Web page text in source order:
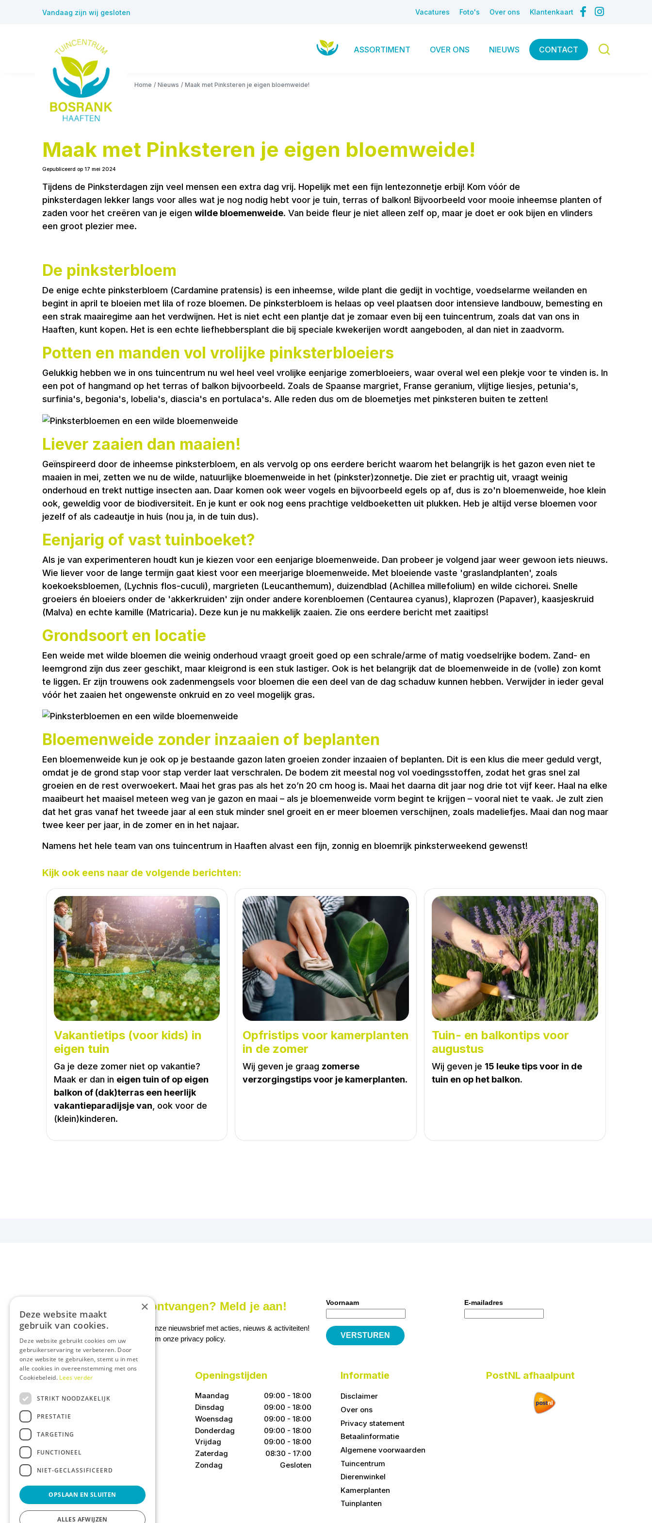
Home Nieuws Maak met Pinksteren je eigen bloemweide!
Vandaag zijn wij gesloten Vacatures Foto's Over ons Klantenkaart
ASSORTIMENT OVER ONS NIEUWS CONTACT
Maak met Pinksteren je eigen bloemweide!
Gepubliceerd op 17 mei 2024
Tijdens de Pinksterdagen zijn veel mensen een extra dag vrij. Hopelijk met een fijn lentezonnetje erbij! Kom vóór de
pinksterdagen lekker langs voor alles wat je nog nodig hebt voor je tuin, terras of balkon! Bijvoorbeeld voor mooie inheemse planten of
zaden voor het creëren van je eigen wilde bloemenweide. Van beide fleur je niet alleen zelf op, maar je doet er ook bijen en vlinders
een groot plezier mee.
De pinksterbloem
De enige echte pinksterbloem (Cardamine pratensis) is een inheemse, wilde plant die gedijt in vochtige, voedselarme weilanden en
begint in april te bloeien met lila of roze bloemen. De pinksterbloem is helaas op veel plaatsen door intensieve landbouw, bemesting en
een strak maairegime aan het verdwijnen. Het is niet echt een plantje dat je zomaar even bij een tuincentrum, zoals dat van ons in
Haaften, kunt kopen. Het is een echte liefhebbersplant die bij speciale kwekerijen wordt aangeboden, al dan niet in zaadvorm.
Potten en manden vol vrolijke pinksterbloeiers
Gelukkig hebben we in ons tuincentrum nu wel heel veel vrolijke eenjarige zomerbloeiers, waar overal wel een plekje voor te vinden is. In
een pot of hangmand op het terras of balkon bijvoorbeeld. Zoals de Spaanse margriet, Franse geranium, vlijtige liesjes, petunia's,
surfinia's, begonia's, lobelia's, diascia's en portulaca's. Alle reden dus om de bloemetjes met pinksteren buiten te zetten!
Liever zaaien dan maaien!
Geïnspireerd door de inheemse pinksterbloem, en als vervolg op ons eerdere bericht waarom het belangrijk is het gazon even niet te
maaien in mei, zetten we nu de wilde, natuurlijke bloemenweide in het (pinkster)zonnetje. Die ziet er prachtig uit, vraagt weinig
onderhoud en trekt nuttige insecten aan. Daar komen ook weer vogels en bijvoorbeeld egels op af, dus is zo'n bloemenweide, hoe klein
ook, geweldig voor de biodiversiteit. En je kunt er ook nog eens prachtige veldboeketten uit plukken. Heb je altijd verse bloemen voor
jezelf of als cadeautje in huis (nou ja, in de tuin dus).
Eenjarig of vast tuinboeket?
Als je van experimenteren houdt kun je kiezen voor een eenjarige bloemenweide. Dan probeer je volgend jaar weer gewoon iets nieuws.
Wie liever voor de lange termijn gaat kiest voor een meerjarige bloemenweide. Met bloeiende vaste 'graslandplanten', zoals
koekoeksbloemen, (Lychnis flos-cuculi), margrieten (Leucanthemum), duizendblad (Achillea millefolium) en wilde cichorei. Snelle
groeiers én bloeiers onder de 'akkerkruiden' zijn onder andere korenbloemen (Centaurea cyanus), klaprozen (Papaver), kaasjeskruid
(Malva) en echte kamille (Matricaria). Deze kun je nu makkelijk zaaien. Zie ons eerdere bericht met zaaitips!
Grondsoort en locatie
Een weide met wilde bloemen die weinig onderhoud vraagt groeit goed op een schrale/arme of matig voedselrijke bodem. Zand- en
leemgrond zijn dus zeer geschikt, maar kleigrond is een stuk lastiger. Ook is het belangrijk dat de bloemenweide in de (volle) zon komt
te liggen. Er zijn trouwens ook zadenmengsels voor bloemen die een deel van de dag schaduw kunnen hebben. Verwijder in ieder geval
vóór het zaaien het ongewenste onkruid en zo veel mogelijk gras.
Bloemenweide zonder inzaaien of beplanten
Een bloemenweide kun je ook op je bestaande gazon laten groeien zonder inzaaien of beplanten. Dit is een klus die meer geduld vergt,
omdat je de grond stap voor stap verder laat verschralen. De bodem zit meestal nog vol voedingsstoffen, zodat het gras snel zal
groeien en de rest overwoekert. Maai het gras pas als het zo’n 20 cm hoog is. Maai het daarna dit jaar nog drie tot vijf keer. Haal na elke
maaibeurt het maaisel meteen weg van je gazon en maai – als je bloemenweide vorm begint te krijgen – vooral niet te vaak. Je zult zien
dat het gras vanaf het tweede jaar al een stuk minder snel groeit en er meer bloemen verschijnen, zoals madeliefjes. Maai dan nog maar
twee keer per jaar, in de zomer en in het najaar.
Namens het hele team van ons tuincentrum in Haaften alvast een fijn, zonnig en bloemrijk pinksterweekend gewenst!
Kijk ook eens naar de volgende berichten:
Vakantietips (voor kids) in
eigen tuin
Ga je deze zomer niet op vakantie?
Maak er dan in eigen tuin of op eigen
balkon of (dak)terras een heerlijk
vakantieparadijsje van, ook voor de
(klein)kinderen.
Opfristips voor kamerplanten
in de zomer
Wij geven je graag zomerse
verzorgingstips voor je kamerplanten.
Tuin- en balkontips voor
augustus
Wij geven je 15 leuke tips voor in de
tuin en op het balkon.
Onze nieuwsbrief ontvangen? Meld je aan!
Ontvang ongeveer 1x per week onze nieuwsbrief met acties, nieuws & activiteiten!
We slaan uw gegevens op conform onze privacy policy.
Voornaam E-mailadres
Openingstijden
Maandag
09:00 - 18:00
Dinsdag
09:00 - 18:00
Woensdag
09:00 - 18:00
Donderdag
09:00 - 18:00
Vrijdag
09:00 - 18:00
Zaterdag
08:30 - 17:00
Zondag
Gesloten
Informatie
Disclaimer
Over ons
Privacy statement
Betaalinformatie
Algemene voorwaarden
Tuincentrum
Dierenwinkel
Kamerplanten
Tuinplanten
PostNL afhaalpunt
×
Deze website maakt
gebruik van cookies.
Deze website gebruikt cookies om uw
gebruikerservaring te verbeteren. Door
onze website te gebruiken, stemt u in met
alle cookies in overeenstemming met ons
Cookiebeleid. Lees verder
STRIKT NOODZAKELIJK
PRESTATIE
TARGETING
FUNCTIONEEL
NIET-GECLASSIFICEERD
OPSLAAN EN SLUITEN
ALLES AFWIJZEN